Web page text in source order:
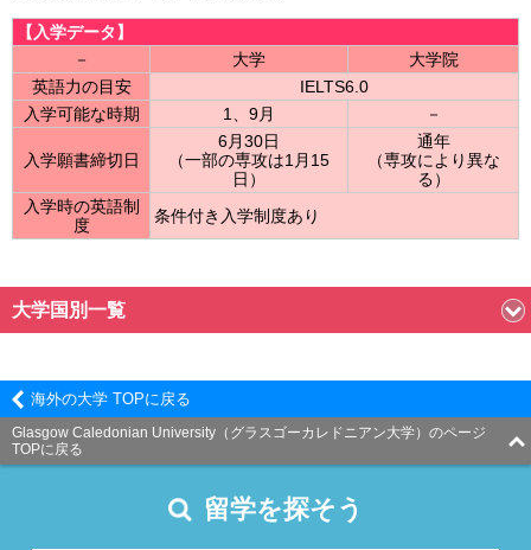
【入学データ】
－
大学
大学院
英語力の目安
IELTS6.0
入学可能な時期
1、9月 －
入学願書締切日
6月30日
（一部の専攻は1月15
日）
通年
（専攻により異な
る）
入学時の英語制
度
条件付き入学制度あり
大学国別一覧
海外の大学 TOPに戻る
Glasgow Caledonian University（グラスゴーカレドニアン大学）のページ
TOPに戻る
留学を探そう